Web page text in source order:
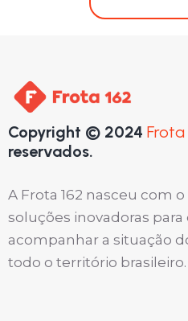
Copyright © 2024 Frota
reservados.
A Frota 162 nasceu com
soluções inovadoras
acompanhar a situação
todo o território brasileiro.